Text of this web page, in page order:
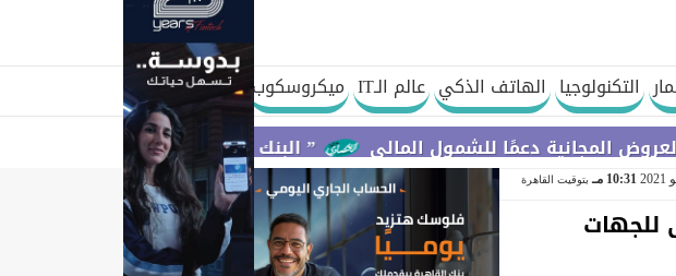
التكنولوجيا الهاتف الذكي عالم الـIT
ميكروسكوب
” البنك المركزي” : معدلات الشمول المالي تواصل ارتفاعها 79% من المواطنين يمتلكون حسابات نشطة
دعمًا للشمول المالي
10:31 مـ بتوقيت القاهرة
للجهات